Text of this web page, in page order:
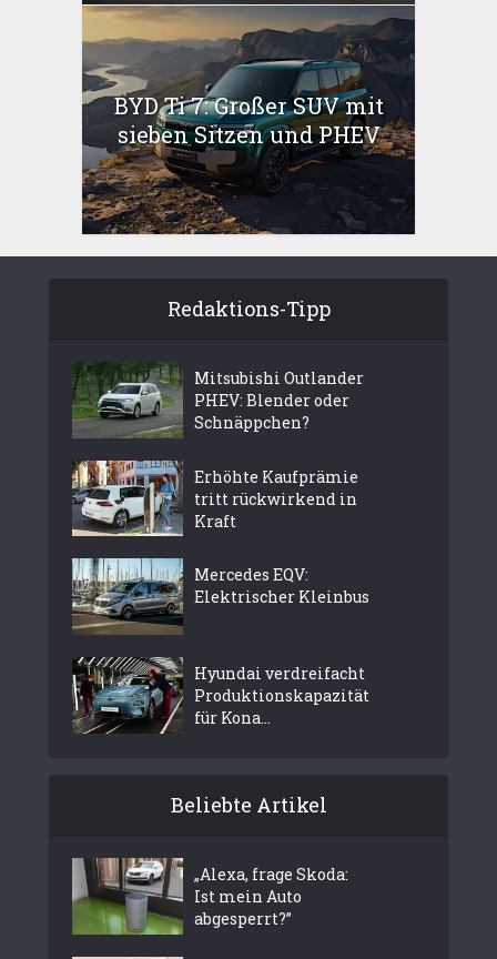
BYD Ti 7: Großer SUV mit
sieben Sitzen und PHEV
Redaktions-Tipp
Mitsubishi Outlander
PHEV: Blender oder
Schnäppchen?
Erhöhte Kaufprämie
tritt rückwirkend in
Kraft
Mercedes EQV:
Elektrischer Kleinbus
Hyundai verdreifacht
Produktionskapazität
für Kona...
Beliebte Artikel
„Alexa, frage Skoda:
Ist mein Auto
abgesperrt?”